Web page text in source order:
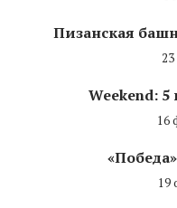
Пизанская
Weekend:
16
19